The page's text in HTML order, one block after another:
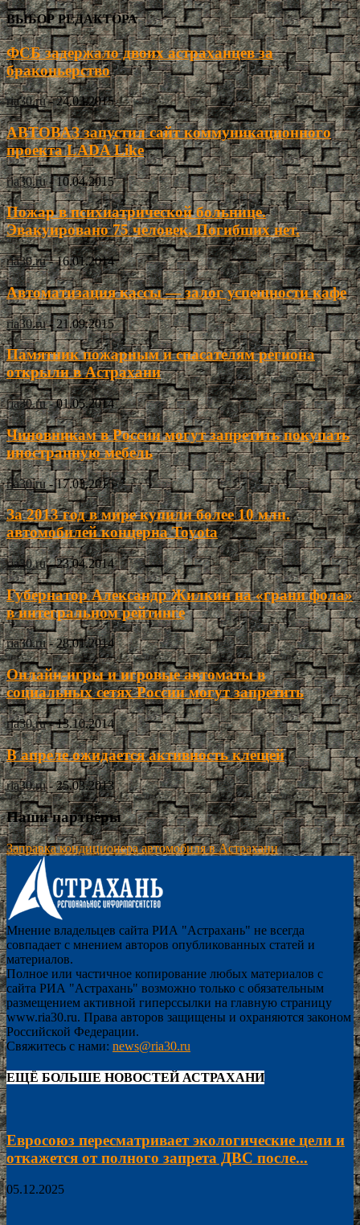
ВЫБОР РЕДАКТОРА
ФСБ задержало двоих астраханцев за
браконьерство
ria30.ru - 24.03.2015
АВТОВАЗ запустил сайт коммуникационного
проекта LADA Like
ria30.ru - 10.04.2015
Пожар в психиатрической больнице.
Эвакуировано 75 человек. Погибших нет.
ria30.ru - 16.01.2014
Автоматизация кассы — залог успешности кафе
ria30.ru - 21.09.2015
Памятник пожарным и спасателям региона
открыли в Астрахани
ria30.ru - 01.05.2014
Чиновникам в России могут запретить покупать
иностранную мебель
ria30.ru - 17.03.2015
За 2013 год в мире купили более 10 млн.
автомобилей концерна Toyota
ria30.ru - 23.04.2014
Губернатор Александр Жилкин на «грани фола»
в интегральном рейтинге
ria30.ru - 28.01.2014
Онлайн-игры и игровые автоматы в
социальных сетях России могут запретить
ria30.ru - 13.10.2014
В апреле ожидается активность клещей
ria30.ru - 25.03.2013
Наши партнёры
Заправка кондиционера автомобиля в Астрахани
Мнение владельцев сайта РИА "Астрахань" не всегда
совпадает с мнением авторов опубликованных статей и
материалов.
Полное или частичное копирование любых материалов с
сайта РИА "Астрахань" возможно только с обязательным
размещением активной гиперссылки на главную страницу
www.ria30.ru. Права авторов защищены и охраняются законом
Российской Федерации.
Свяжитесь с нами: news@ria30.ru
ЕЩЁ БОЛЬШЕ НОВОСТЕЙ АСТРАХАНИ
Евросоюз пересматривает экологические цели и
откажется от полного запрета ДВС после...
05.12.2025